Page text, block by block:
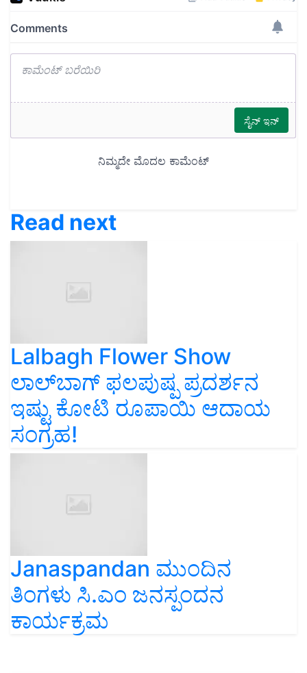
Read next
Lalbagh Flower Show
ಲಾಲ್‌ಬಾಗ್ ಫಲಪುಷ್ಪ ಪ್ರದರ್ಶನ
ಇಷ್ಟು ಕೋಟಿ ರೂಪಾಯಿ ಆದಾಯ
ಸಂಗ್ರಹ!
Janaspandan ಮುಂದಿನ
ತಿಂಗಳು ಸಿ.ಎಂ ಜನಸ್ಪಂದನ
ಕಾರ್ಯಕ್ರಮ